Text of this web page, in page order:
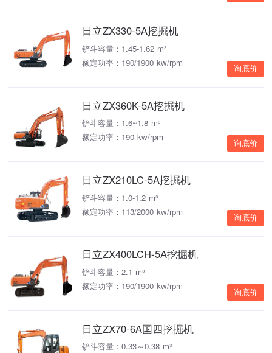
日立ZX330-5A挖掘机
铲斗容量：1.45-1.62 m³
额定功率：190/1900 kw/rpm
询底价
日立ZX360K-5A挖掘机
铲斗容量：1.6~1.8 m³
额定功率：190 kw/rpm
询底价
日立ZX210LC-5A挖掘机
铲斗容量：1.0-1.2 m³
额定功率：113/2000 kw/rpm
询底价
日立ZX400LCH-5A挖掘机
铲斗容量：2.1 m³
额定功率：190/1900 kw/rpm
询底价
日立ZX70-6A国四挖掘机
铲斗容量：0.33～0.38 m³